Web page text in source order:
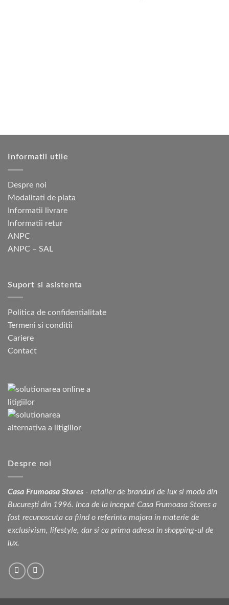
Informatii utile
Despre noi
Modalitati de plata
Informatii livrare
Informatii retur
ANPC
ANPC – SAL
Suport si asistenta
Politica de confidentialitate
Termeni si conditii
Cariere
Contact
Despre noi
Casa Frumoasa Stores - retailer de branduri de lux si moda din
București din 1996. Inca de la inceput Casa Frumoasa Stores a
fost recunoscuta ca fiind o referinta majora in materie de
exclusivism, lifestyle, dar si ca prima adresa in shopping-ul de
lux.